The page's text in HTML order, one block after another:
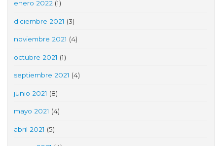
enero 2022 (1)
diciembre 2021 (3)
noviembre 2021 (4)
octubre 2021 (1)
septiembre 2021 (4)
junio 2021 (8)
mayo 2021 (4)
abril 2021 (5)